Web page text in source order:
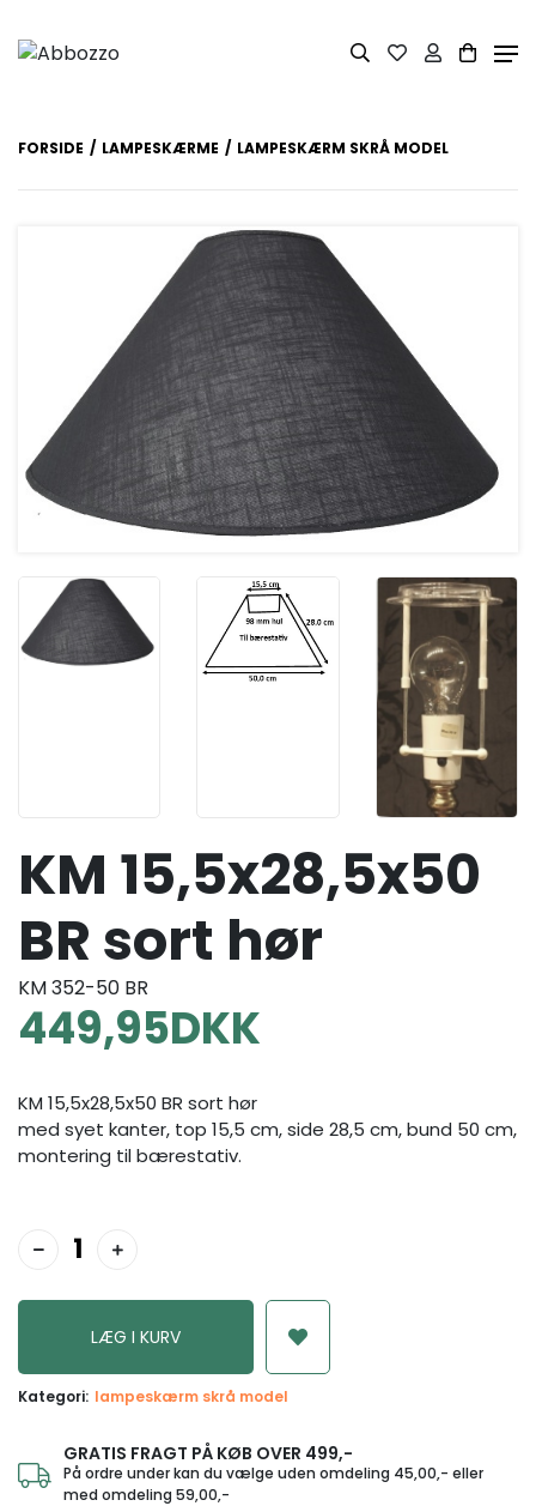
FORSIDE LAMPESKÆRME LAMPESKÆRM SKRÅ MODEL
KM 15,5x28,5x50
BR sort hør
KM 352-50 BR
449,95DKK
KM 15,5x28,5x50 BR sort hør
med syet kanter, top 15,5 cm, side 28,5 cm, bund 50 cm,
montering til bærestativ.
Kategori: lampeskærm skrå model
GRATIS FRAGT PÅ KØB OVER 499,-
På ordre under kan du vælge uden omdeling 45,00,- eller
med omdeling 59,00,-